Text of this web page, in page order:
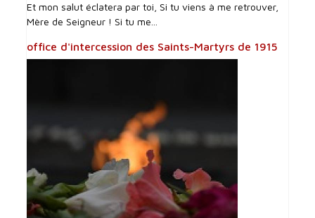
Et mon salut éclatera par toi, Si tu viens à me retrouver,
Mère de Seigneur ! Si tu me...
office d'intercession des Saints-Martyrs de 1915